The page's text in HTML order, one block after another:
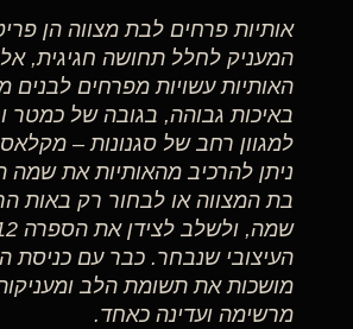
אותיות פרחים לבת מצווה הן
המעניק לחלל תחושה חגיגית,
האותיות עשויות מפרחים לבנים
באיכות גבוהה, בגובה של כמטר
למגוון רחב של סגנונות –
ניתן להרכיב מהאותיות את
בת המצווה או לבחור רק באות
העיצובי שנבחר. כבר עם כניסת
מושכות את תשומת הלב
מרשימה ועדינה כאחד.